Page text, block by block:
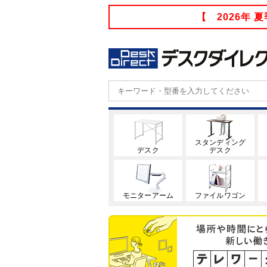
【 2026年 夏
デスク
スタンディング
デスク
モニターアーム ファイルワゴン